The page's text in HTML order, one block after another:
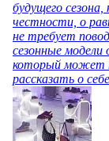
будущего
честности, о
не требует
сезонные модели
который может
рассказать о